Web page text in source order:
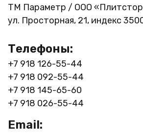
ТМ Параметр / ООО
ул. Просторная, 21, индекс
Телефоны:
+7 918 126-55-44
+7 918 092-55-44
+7 918 145-65-60
+7 918 026-55-44
Email: